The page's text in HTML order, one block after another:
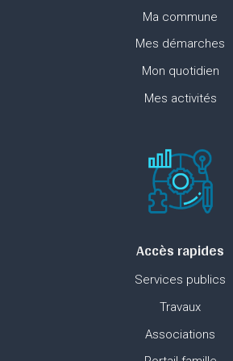
Ma commune
Mes démarches
Mon quotidien
Mes activités
Accès rapides
Services publics
Travaux
Associations